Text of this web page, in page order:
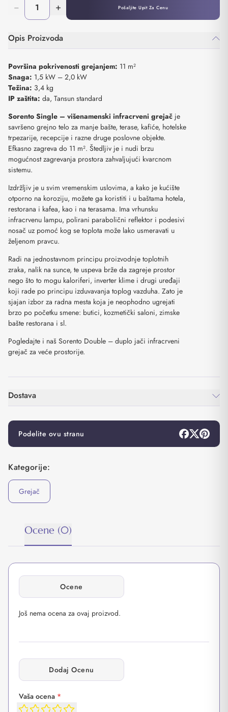
− + Pošaljite Upit Za Cenu
Opis Proizvoda
Površina pokrivenosti grejanjem: 11 m²
Snaga: 1,5 kW – 2,0 kW
Težina: 3,4 kg
IP zaštita: da, Tansun standard
Sorento Single – višenamenski infracrveni grejač je
savršeno grejno telo za manje bašte, terase, kafiće, hotelske
trpezarije, recepcije i razne druge poslovne objekte.
Efkasno zagreva do 11 m². Štedljiv je i nudi brzu
mogućnost zagrevanja prostora zahvaljujući kvarcnom
sistemu.
Izdržljiv je u svim vremenskim uslovima, a kako je kućište
otporno na koroziju, možete ga koristiti i u baštama hotela,
restorana i kafea, kao i na terasama. Ima vrhunsku
infracrvenu lampu, polirani parabolični reflektor i podesivi
nosač uz pomoć kog se toplota može lako usmeravati u
željenom pravcu.
Radi na jednostavnom principu proizvodnje toplotnih
zraka, nalik na sunce, te uspeva brže da zagreje prostor
nego što to mogu kaloriferi, inverter klime i drugi uređaji
koji rade po principu izduvavanja toplog vazduha. Zato je
sjajan izbor za radna mesta koja je neophodno ugrejati
brzo po početku smene: butici, kozmetički saloni, zimske
bašte restorana i sl.
Pogledajte i naš Sorento Double – duplo jači infracrveni
grejač za veće prostorije.
Dostava
Podelite ovu stranu
Kategorije:
Grejač
Ocene (0)
Ocene
Još nema ocena za ovaj proizvod.
Dodaj Ocenu
Vaša ocena *